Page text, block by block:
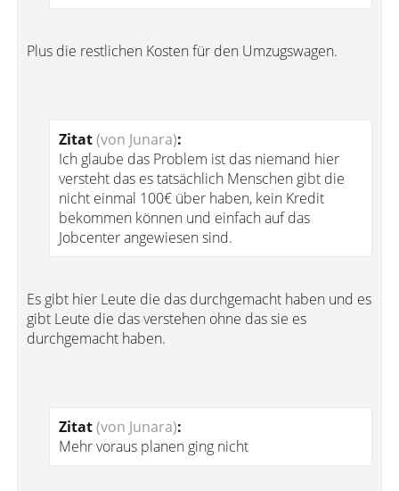
Plus die restlichen Kosten für den Umzugswagen.
Zitat(von Junara):
Ich glaube das Problem ist das niemand hier
versteht das es tatsächlich Menschen gibt die
nicht einmal 100€ über haben, kein Kredit
bekommen können und einfach auf das
Jobcenter angewiesen sind.
Es gibt hier Leute die das durchgemacht haben und es
gibt Leute die das verstehen ohne das sie es
durchgemacht haben.
Zitat(von Junara):
Mehr voraus planen ging nicht